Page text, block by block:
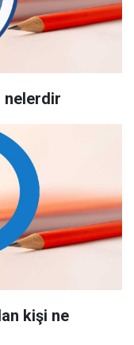
nelerdir
kişi ne